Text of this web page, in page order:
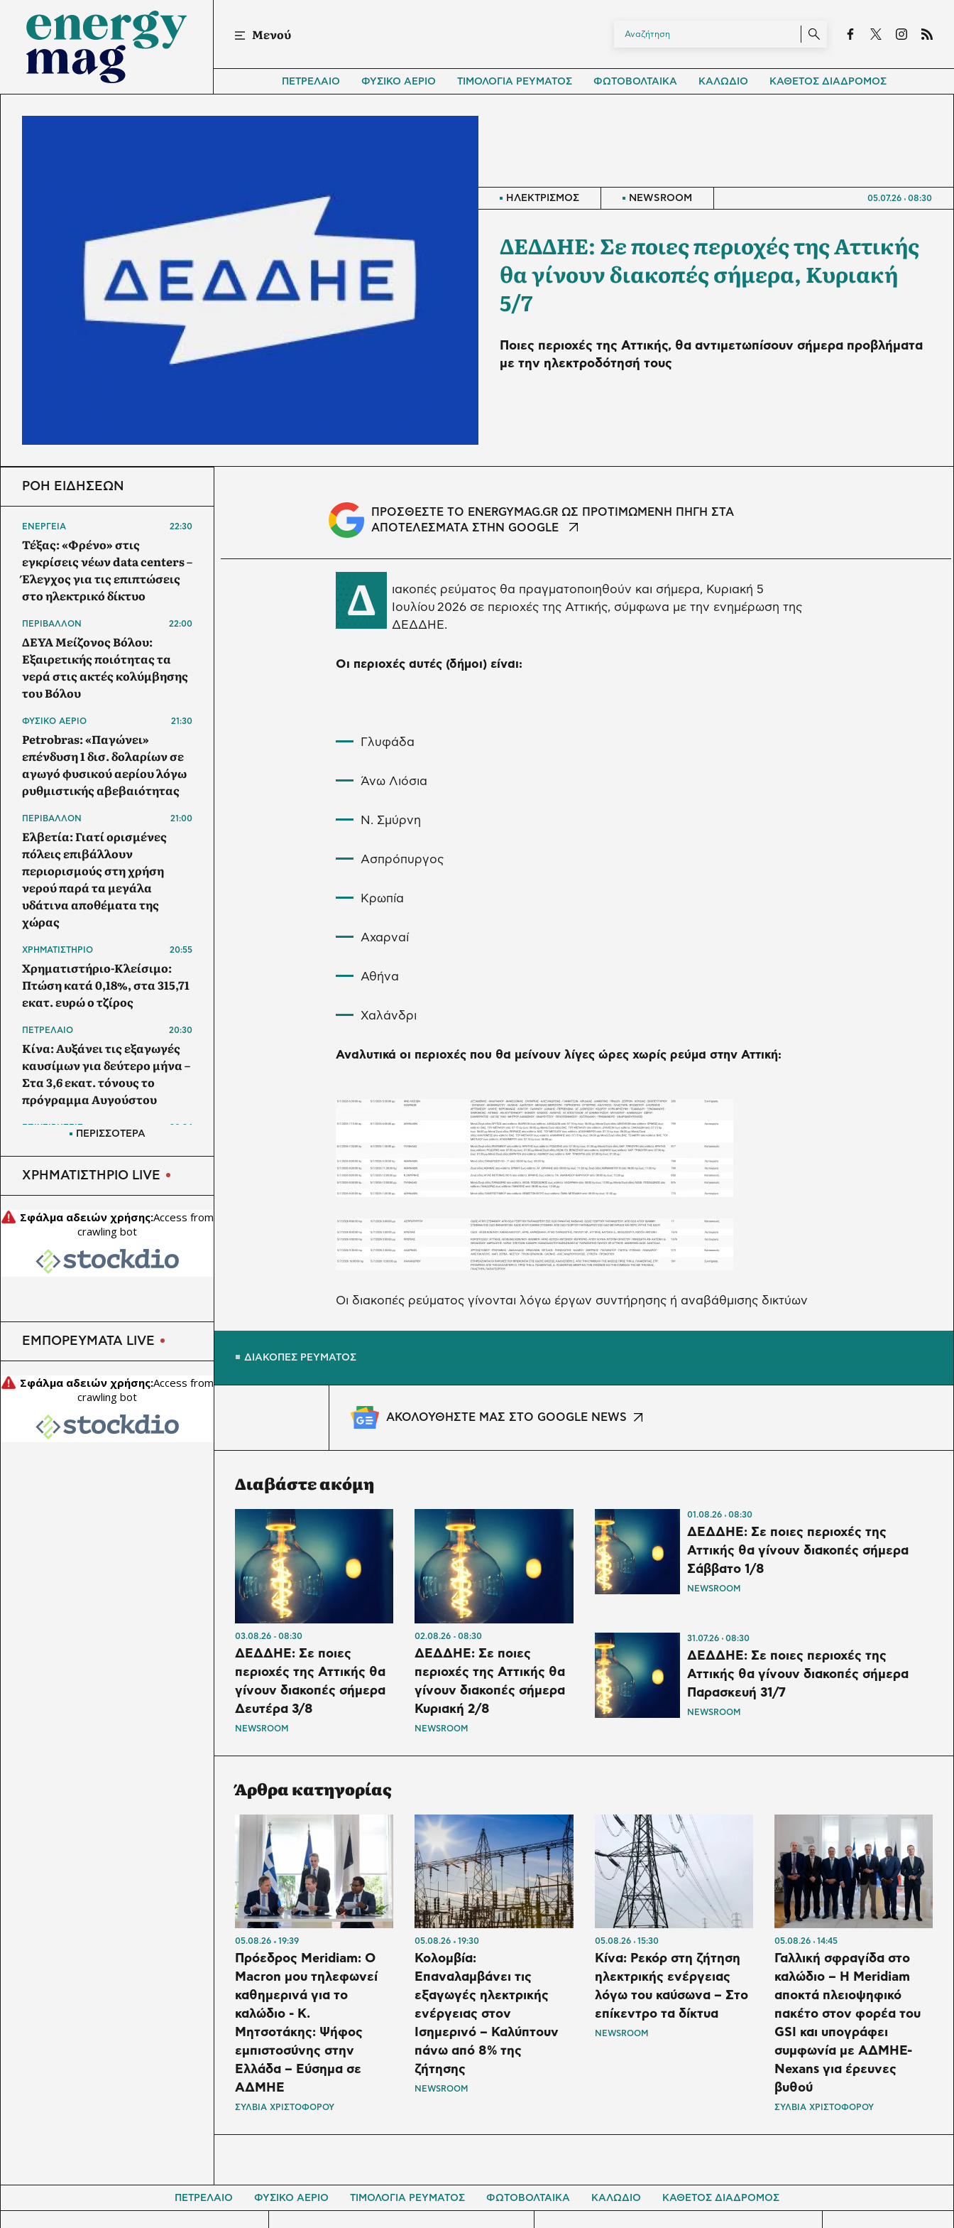
Μενού
ΠΕΤΡΕΛΑΙΟ ΦΥΣΙΚΟ ΑΕΡΙΟ ΤΙΜΟΛΟΓΙΑ ΡΕΥΜΑΤΟΣ ΦΩΤΟΒΟΛΤΑΙΚΑ ΚΑΛΩΔΙΟ ΚΑΘΕΤΟΣ ΔΙΑΔΡΟΜΟΣ
ΗΛΕΚΤΡΙΣΜΟΣ NEWSROOM 05.07.26 08:30
ΔΕΔΔΗΕ: Σε ποιες περιοχές της Αττικής
θα γίνουν διακοπές σήμερα, Κυριακή
5/7
Ποιες περιοχές της Αττικής, θα αντιμετωπίσουν σήμερα προβλήματα
με την ηλεκτροδότησή τους
ΠΡΟΣΘΕΣΤΕ ΤΟ ENERGYMAG.GR ΩΣ ΠΡΟΤΙΜΩΜΕΝΗ ΠΗΓΗ ΣΤΑ
ΑΠΟΤΕΛΕΣΜΑΤΑ ΣΤΗΝ GOOGLE
Δ
ιακοπές ρεύματος θα πραγματοποιηθούν και σήμερα, Κυριακή 5
Ιουλίου 2026 σε περιοχές της Αττικής, σύμφωνα με την ενημέρωση της
ΔΕΔΔΗΕ.
Οι περιοχές αυτές (δήμοι) είναι:
Γλυφάδα
Άνω Λιόσια
Ν. Σμύρνη
Ασπρόπυργος
Κρωπία
Αχαρναί
Αθήνα
Χαλάνδρι
Αναλυτικά οι περιοχές που θα μείνουν λίγες ώρες χωρίς ρεύμα στην Αττική:
Οι διακοπές ρεύματος γίνονται λόγω έργων συντήρησης ή αναβάθμισης δικτύων
ΔΙΑΚΟΠΕΣ ΡΕΥΜΑΤΟΣ
ΑΚΟΛΟΥΘΗΣΤΕ ΜΑΣ ΣΤΟ GOOGLE NEWS
Διαβάστε ακόμη
03.08.26 08:30
ΔΕΔΔΗΕ: Σε ποιες
περιοχές της Αττικής θα
γίνουν διακοπές σήμερα
Δευτέρα 3/8
NEWSROOM
02.08.26 08:30
ΔΕΔΔΗΕ: Σε ποιες
περιοχές της Αττικής θα
γίνουν διακοπές σήμερα
Κυριακή 2/8
NEWSROOM
01.08.26 08:30
ΔΕΔΔΗΕ: Σε ποιες περιοχές της
Αττικής θα γίνουν διακοπές σήμερα
Σάββατο 1/8
NEWSROOM
31.07.26 08:30
ΔΕΔΔΗΕ: Σε ποιες περιοχές της
Αττικής θα γίνουν διακοπές σήμερα
Παρασκευή 31/7
NEWSROOM
Άρθρα κατηγορίας
05.08.26 19:39
Πρόεδρος Meridiam: Ο
Macron μου τηλεφωνεί
καθημερινά για το
καλώδιο - K.
Μητσοτάκης: Ψήφος
εμπιστοσύνης στην
Ελλάδα – Εύσημα σε
ΑΔΜΗΕ
ΣΥΛΒΙΑ ΧΡΙΣΤΟΦΟΡΟΥ
05.08.26 19:30
Κολομβία:
Επαναλαμβάνει τις
εξαγωγές ηλεκτρικής
ενέργειας στον
Ισημερινό – Καλύπτουν
πάνω από 8% της
ζήτησης
NEWSROOM
05.08.26 15:30
Κίνα: Ρεκόρ στη ζήτηση
ηλεκτρικής ενέργειας
λόγω του καύσωνα – Στο
επίκεντρο τα δίκτυα
NEWSROOM
05.08.26 14:45
Γαλλική σφραγίδα στο
καλώδιο – H Meridiam
αποκτά πλειοψηφικό
πακέτο στον φορέα του
GSI και υπογράφει
συμφωνία με ΑΔΜΗΕ-
Nexans για έρευνες
βυθού
ΣΥΛΒΙΑ ΧΡΙΣΤΟΦΟΡΟΥ
ΡΟΗ ΕΙΔΗΣΕΩΝ
ΕΝΕΡΓΕΙΑ 22:30
Τέξας: «Φρένο» στις
εγκρίσεις νέων data centers –
Έλεγχος για τις επιπτώσεις
στο ηλεκτρικό δίκτυο
ΠΕΡΙΒΑΛΛΟΝ 22:00
ΔΕΥΑ Μείζονος Βόλου:
Εξαιρετικής ποιότητας τα
νερά στις ακτές κολύμβησης
του Βόλου
ΦΥΣΙΚΟ ΑΕΡΙΟ 21:30
Petrobras: «Παγώνει»
επένδυση 1 δισ. δολαρίων σε
αγωγό φυσικού αερίου λόγω
ρυθμιστικής αβεβαιότητας
ΠΕΡΙΒΑΛΛΟΝ 21:00
Ελβετία: Γιατί ορισμένες
πόλεις επιβάλλουν
περιορισμούς στη χρήση
νερού παρά τα μεγάλα
υδάτινα αποθέματα της
χώρας
ΧΡΗΜΑΤΙΣΤΗΡΙΟ 20:55
Χρηματιστήριο-Κλείσιμο:
Πτώση κατά 0,18%, στα 315,71
εκατ. ευρώ ο τζίρος
ΠΕΤΡΕΛΑΙΟ 20:30
Κίνα: Αυξάνει τις εξαγωγές
καυσίμων για δεύτερο μήνα –
Στα 3,6 εκατ. τόνους το
πρόγραμμα Αυγούστου
ΕΠΙΧΕΙΡΗΣΕΙΣ 20:24
2,4 δισ. ευρώ – Προχωρούν
data center και συνεργασία
με Vodafone
ΕΠΙΧΕΙΡΗΣΕΙΣ
Viohalco: Άλμα 62% στα
κέρδη προ φόρων - Νέα
ώθηση από καλώδια και
ΠΕΡΙΣΣΟΤΕΡΑ
ΧΡΗΜΑΤΙΣΤΗΡΙΟ LIVE
ΕΜΠΟΡΕΥΜΑΤΑ LIVE
ΠΕΤΡΕΛΑΙΟ ΦΥΣΙΚΟ ΑΕΡΙΟ ΤΙΜΟΛΟΓΙΑ ΡΕΥΜΑΤΟΣ ΦΩΤΟΒΟΛΤΑΙΚΑ ΚΑΛΩΔΙΟ ΚΑΘΕΤΟΣ ΔΙΑΔΡΟΜΟΣ